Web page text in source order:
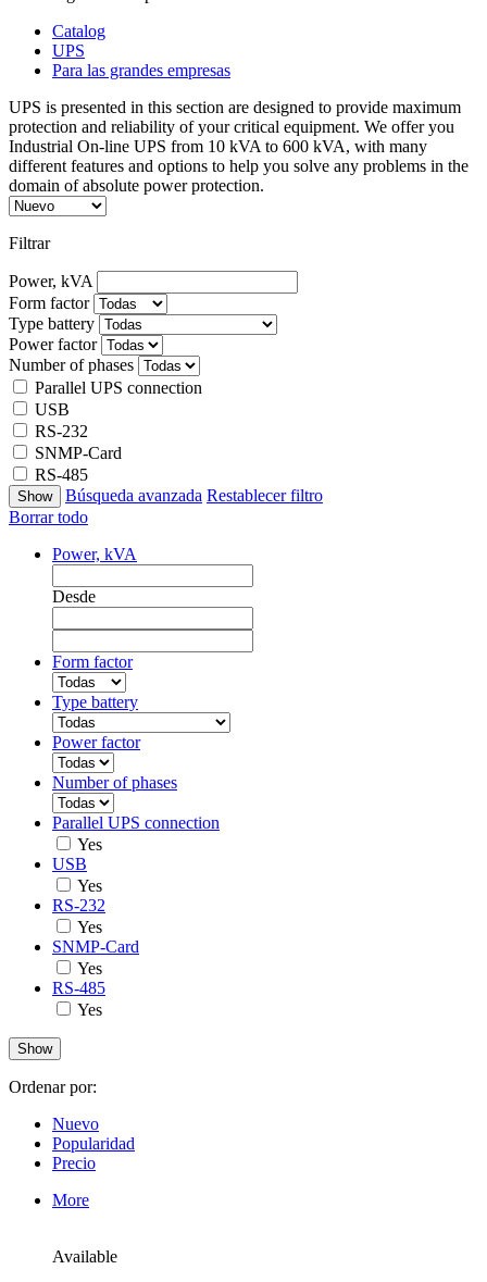
Catalog
UPS
Para las grandes empresas
UPS is presented in this section are designed to provide maximum
protection and reliability of your critical equipment. We offer you
Industrial On-line UPS from 10 kVA to 600 kVA, with many
different features and options to help you solve any problems in the
domain of absolute power protection.
Filtrar
Power, kVA
Form factor
Type battery
Power factor
Number of phases
Parallel UPS connection
USB
RS-232
SNMP-Card
RS-485
Búsqueda avanzada Restablecer filtro
Borrar todo
Power, kVA
Desde
Form factor
Type battery
Power factor
Number of phases
Parallel UPS connection
Yes
USB
Yes
RS-232
Yes
SNMP-Card
Yes
RS-485
Yes
Ordenar por:
Nuevo
Popularidad
Precio
More
Available